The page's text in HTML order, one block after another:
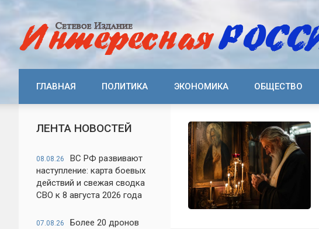
ГЛАВНАЯ ПОЛИТИКА ЭКОНОМИКА ОБЩЕСТВО
ЛЕНТА НОВОСТЕЙ
08.08.26
ВС РФ развивают
наступление: карта боевых
действий и свежая сводка
СВО к 8 августа 2026 года
07.08.26
Более 20 дронов